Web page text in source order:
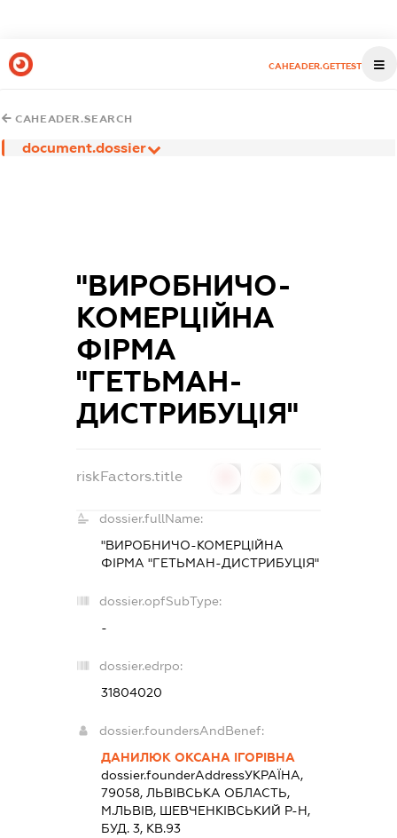
CAHEADER.GETTEST
CAHEADER.SEARCH
document.dossier
"ВИРОБНИЧО-
КОМЕРЦІЙНА
ФІРМА
"ГЕТЬМАН-
ДИСТРИБУЦІЯ"
riskFactors.title
dossier.fullName:
"ВИРОБНИЧО-КОМЕРЦІЙНА
ФІРМА "ГЕТЬМАН-ДИСТРИБУЦІЯ"
dossier.opfSubType:
-
dossier.edrpo:
31804020
dossier.foundersAndBenef:
ДАНИЛЮК ОКСАНА ІГОРІВНА
dossier.founderAddressУКРАЇНА,
79058, ЛЬВIВСЬКА ОБЛАСТЬ,
М.ЛЬВІВ, ШЕВЧЕНКІВСЬКИЙ Р-Н,
БУД. 3, КВ.93